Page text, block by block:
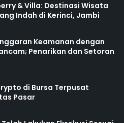
& Villa: Destinasi Wisata
Indah di Kerinci, Jambi
Keamanan dengan
Penarikan dan Setoran
di Bursa Terpusat
Pasar